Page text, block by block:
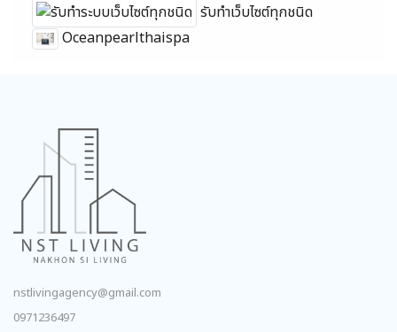
รับทำเว็บไซต์ทุกชนิด
Oceanpearlthaispa
nstlivingagency@gmail.com
0971236497